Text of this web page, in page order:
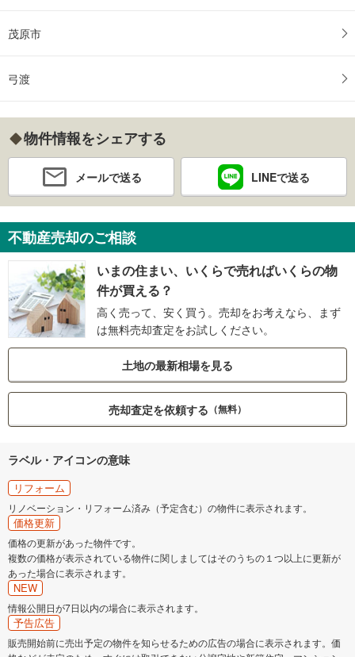
茂原市
弓渡
物件情報をシェアする
メールで送る LINEで送る
不動産売却のご相談
いまの住まい、いくらで売ればいくらの物
件が買える？
高く売って、安く買う。売却をお考えなら、まず
は無料売却査定をお試しください。
土地の最新相場を見る
売却査定を依頼する （無料）
ラベル・アイコンの意味
リフォーム
リノベーション・リフォーム済み（予定含む）の物件に表示されます。
価格更新
価格の更新があった物件です。
複数の価格が表示されている物件に関しましてはそのうちの１つ以上に更新が
あった場合に表示されます。
NEW
情報公開日が7日以内の場合に表示されます。
予告広告
販売開始前に売出予定の物件を知らせるための広告の場合に表示されます。価